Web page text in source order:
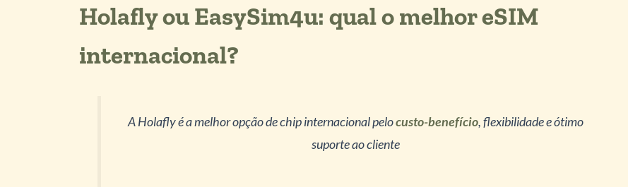
Holafly ou EasySim4u: qual o melhor eSIM
internacional?
A Holafly é a melhor opção de chip internacional pelocusto-benefício, flexibilidade e ótimo
suporte ao cliente